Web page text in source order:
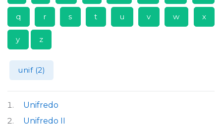
q r s t u v w x
y z
unif (2)
Unifredo
Unifredo II